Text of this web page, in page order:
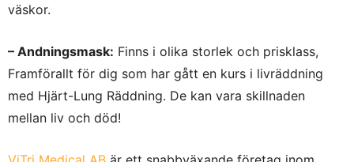
väskor.
– Andningsmask: Finns i olika storlek och prisklass,
Framförallt för dig som har gått en kurs i livräddning
med Hjärt-Lung Räddning. De kan vara skillnaden
mellan liv och död!